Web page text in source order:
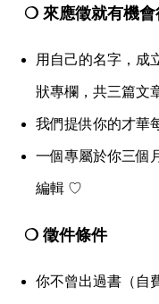
❍ 來應徵就有機會
用自己的名字，成
狀專欄，共三篇文
我們提供你的才華
一個專屬於你三個
編輯 ♡
❍ 徵件條件
你不曾出過書（自